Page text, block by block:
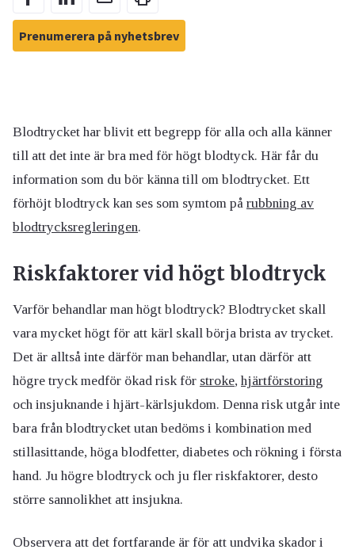
Prenumerera på nyhetsbrev
Blodtrycket har blivit ett begrepp för alla och alla känner
till att det inte är bra med för högt blodtyck. Här får du
information som du bör känna till om blodtrycket. Ett
förhöjt blodtryck kan ses som symtom på rubbning av
blodtrycksregleringen.
Riskfaktorer vid högt blodtryck
Varför behandlar man högt blodtryck? Blodtrycket skall
vara mycket högt för att kärl skall börja brista av trycket.
Det är alltså inte därför man behandlar, utan därför att
högre tryck medför ökad risk för stroke, hjärtförstoring
och insjuknande i hjärt-kärlsjukdom. Denna risk utgår inte
bara från blodtrycket utan bedöms i kombination med
stillasittande, höga blodfetter, diabetes och rökning i första
hand. Ju högre blodtryck och ju fler riskfaktorer, desto
större sannolikhet att insjukna.
Observera att det fortfarande är för att undvika skador i